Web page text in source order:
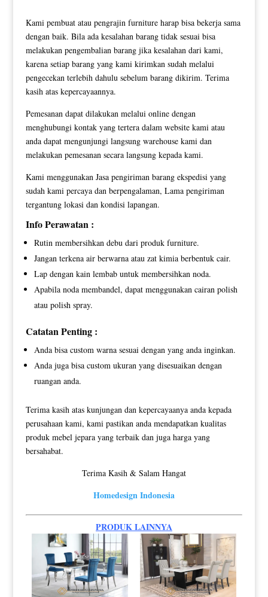
Kami pembuat atau pengrajin furniture harap bisa bekerja sama
dengan baik. Bila ada kesalahan barang tidak sesuai bisa
melakukan pengembalian barang jika kesalahan dari kami,
karena setiap barang yang kami kirimkan sudah melalui
pengecekan terlebih dahulu sebelum barang dikirim. Terima
kasih atas kepercayaannya.
Pemesanan dapat dilakukan melalui online dengan
menghubungi kontak yang tertera dalam website kami atau
anda dapat mengunjungi langsung warehouse kami dan
melakukan pemesanan secara langsung kepada kami.
Kami menggunakan Jasa pengiriman barang ekspedisi yang
sudah kami percaya dan berpengalaman, Lama pengiriman
tergantung lokasi dan kondisi lapangan.
Info Perawatan :
Rutin membersihkan debu dari produk furniture.
Jangan terkena air berwarna atau zat kimia berbentuk cair.
Lap dengan kain lembab untuk membersihkan noda.
Apabila noda membandel, dapat menggunakan cairan polish
atau polish spray.
Catatan Penting :
Anda bisa custom warna sesuai dengan yang anda inginkan.
Anda juga bisa custom ukuran yang disesuaikan dengan
ruangan anda.
Terima kasih atas kunjungan dan kepercayaanya anda kepada
perusahaan kami, kami pastikan anda mendapatkan kualitas
produk mebel jepara yang terbaik dan juga harga yang
bersahabat.
Terima Kasih & Salam Hangat
Homedesign Indonesia
PRODUK LAINNYA